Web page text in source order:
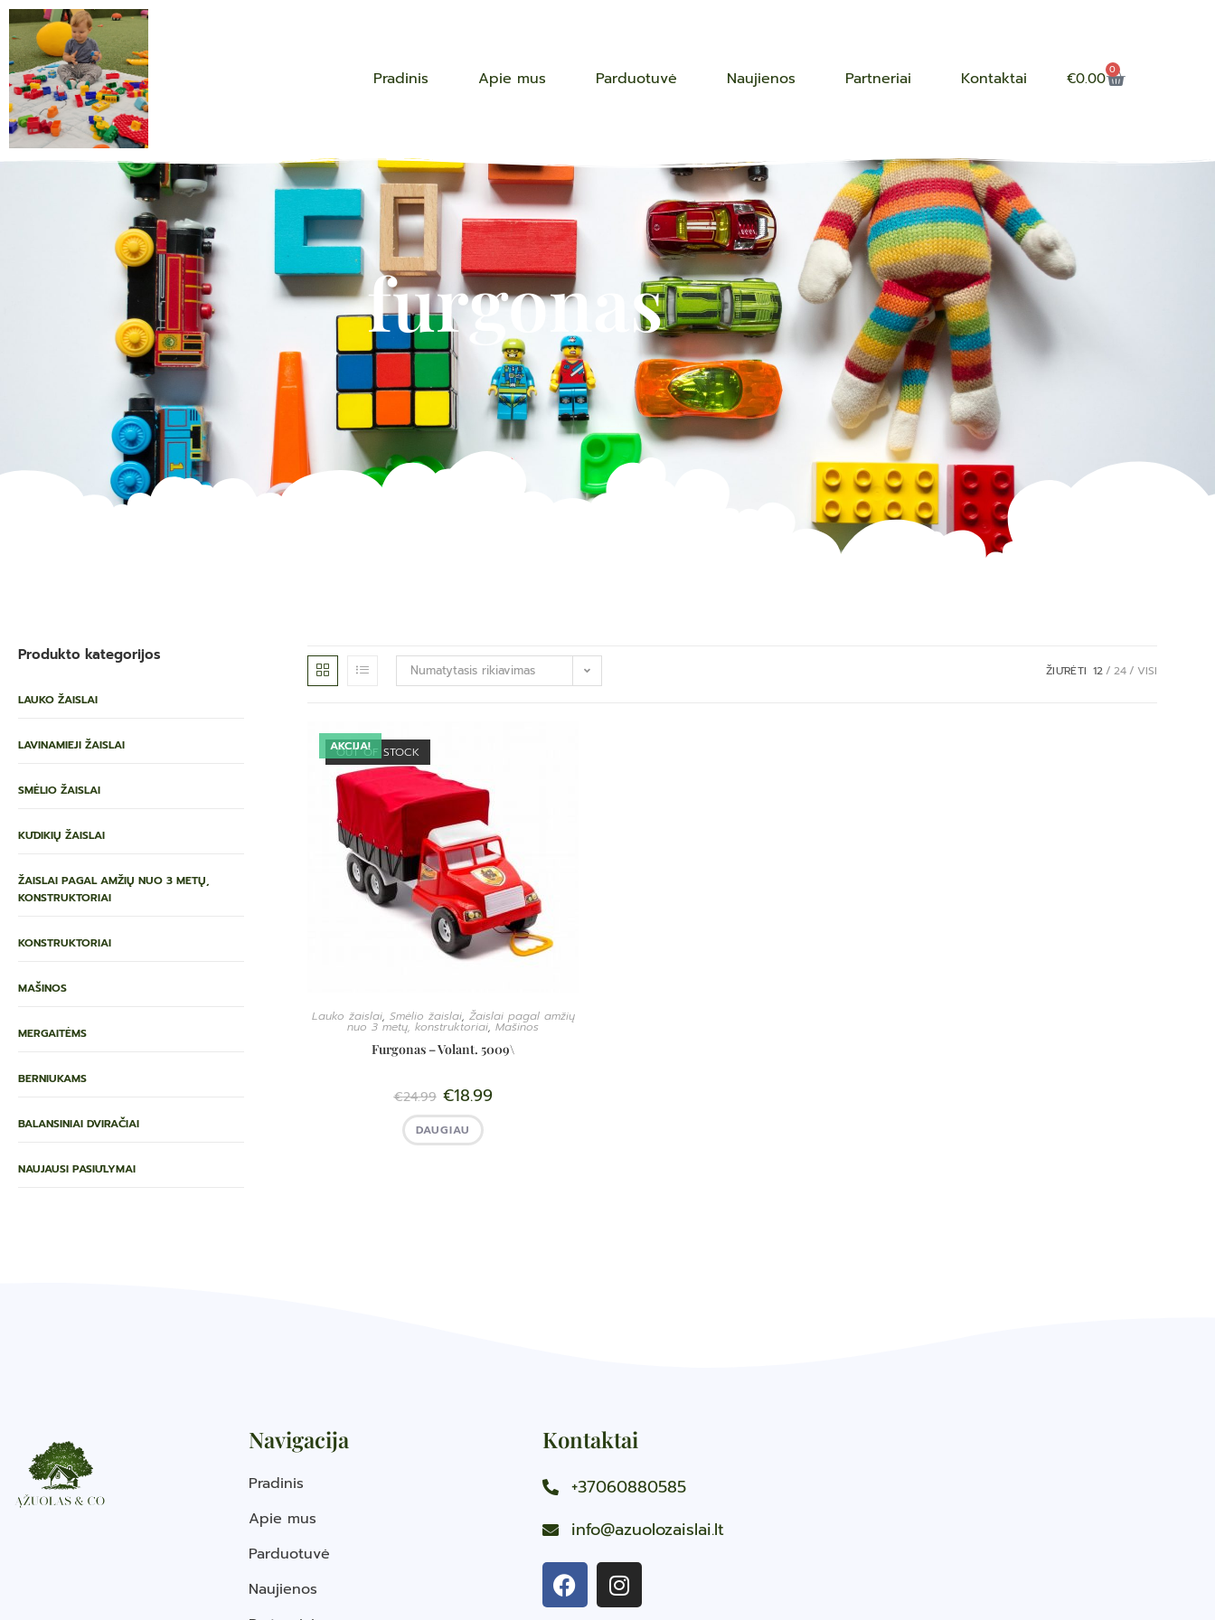
Pradinis Apie mus Parduotuvė Naujienos Partneriai Kontaktai €0.00 0
furgonas
Produkto kategorijos
LAUKO ŽAISLAI
LAVINAMIEJI ŽAISLAI
SMĖLIO ŽAISLAI
KŪDIKIŲ ŽAISLAI
ŽAISLAI PAGAL AMŽIŲ NUO 3 METŲ,
KONSTRUKTORIAI
KONSTRUKTORIAI
MAŠINOS
MERGAITĖMS
BERNIUKAMS
BALANSINIAI DVIRAČIAI
NAUJAUSI PASIŪLYMAI
Numatytasis rikiavimas ŽIŪRĖTI 12 24 VISI
OUT OF STOCK
AKCIJA!
Lauko žaislai, Smėlio žaislai, Žaislai pagal amžių
nuo 3 metų, konstruktoriai, Mašinos
Furgonas – Volant. 5009\
€24.99 €18.99
DAUGIAU
Navigacija
Pradinis
Apie mus
Parduotuvė
Naujienos
Kontaktai
+37060880585
info@azuolozaislai.lt